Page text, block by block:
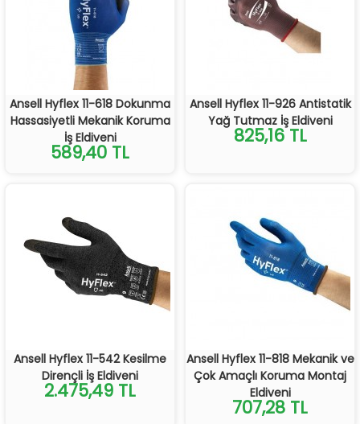
Ansell Hyflex 11-618 Dokunma
Hassasiyetli Mekanik Koruma
İş Eldiveni
589,40 TL
Ansell Hyflex 11-926 Antistatik
Yağ Tutmaz İş Eldiveni
825,16 TL
Ansell Hyflex 11-542 Kesilme
Dirençli İş Eldiveni
2.475,49 TL
Ansell Hyflex 11-818 Mekanik ve
Çok Amaçlı Koruma Montaj
Eldiveni
707,28 TL